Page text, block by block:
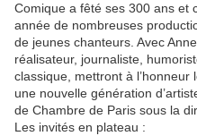
Comique a fêté ses 300 ans et
année de nombreuses
de jeunes chanteurs. Avec
réalisateur, journaliste,
classique, mettront à
une nouvelle génération
de Chambre de Paris sous la
Les invités en plateau :